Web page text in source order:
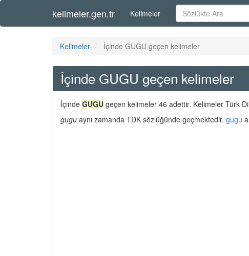
kelimeler.gen.tr Kelimeler
Kelimeler İçinde GUGU geçen kelimeler
İçinde GUGU geçen kelimeler
İçinde GUGU geçen kelimeler 46 adettir. Kelimeler Türk
gugu aynı zamanda TDK sözlüğünde geçmektedir. gugu